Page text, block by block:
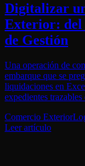
Digitalizar
Exterior: del
de Gestión
Una operación de
embarque que se
liquidaciones en
expedientes
Comercio Exterior
Leer artículo